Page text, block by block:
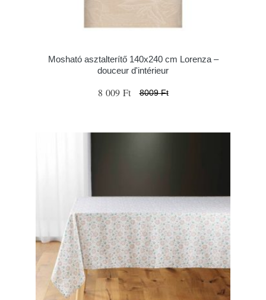
Mosható asztalterítő 140x240 cm Lorenza –
douceur d'intérieur
8 009 Ft 8009 Ft